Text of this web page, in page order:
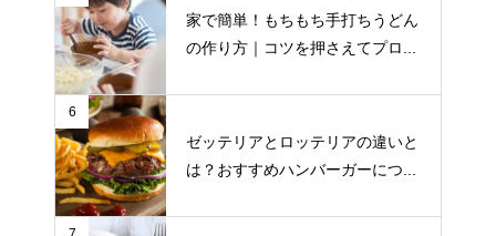
家で簡単！もちもち手打ちうどん
の作り方｜コツを押さえてプロ...
6
ゼッテリアとロッテリアの違いと
は？おすすめハンバーガーにつ...